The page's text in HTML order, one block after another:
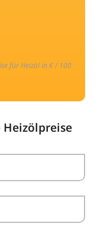
für Heizöl in € / 100